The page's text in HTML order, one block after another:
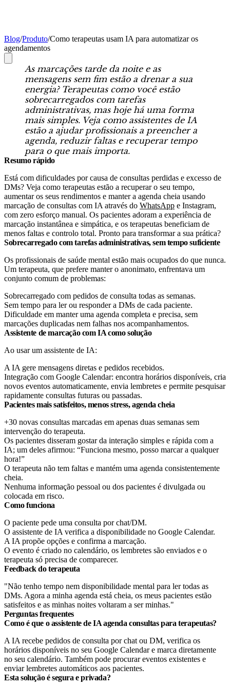
Blog/Produto/Como terapeutas usam IA para automatizar os
agendamentos
As marcações tarde da noite e as
mensagens sem fim estão a drenar a sua
energia? Terapeutas como você estão
sobrecarregados com tarefas
administrativas, mas hoje há uma forma
mais simples. Veja como assistentes de IA
estão a ajudar profissionais a preencher a
agenda, reduzir faltas e recuperar tempo
para o que mais importa.
Resumo rápido
Está com dificuldades por causa de consultas perdidas e excesso de
DMs? Veja como terapeutas estão a recuperar o seu tempo,
aumentar os seus rendimentos e manter a agenda cheia usando
marcação de consultas com IA através do WhatsApp e Instagram,
com zero esforço manual. Os pacientes adoram a experiência de
marcação instantânea e simpática, e os terapeutas beneficiam de
menos faltas e controlo total. Pronto para transformar a sua prática?
Sobrecarregado com tarefas administrativas, sem tempo suficiente
Os profissionais de saúde mental estão mais ocupados do que nunca.
Um terapeuta, que prefere manter o anonimato, enfrentava um
conjunto comum de problemas:
Sobrecarregado com pedidos de consulta todas as semanas.
Sem tempo para ler ou responder a DMs de cada paciente.
Dificuldade em manter uma agenda completa e precisa, sem
marcações duplicadas nem falhas nos acompanhamentos.
Assistente de marcação com IA como solução
Ao usar um assistente de IA:
A IA gere mensagens diretas e pedidos recebidos.
Integração com Google Calendar: encontra horários disponíveis, cria
novos eventos automaticamente, envia lembretes e permite pesquisar
rapidamente consultas futuras ou passadas.
Pacientes mais satisfeitos, menos stress, agenda cheia
+30 novas consultas marcadas em apenas duas semanas sem
intervenção do terapeuta.
Os pacientes disseram gostar da interação simples e rápida com a
IA; um deles afirmou: “Funciona mesmo, posso marcar a qualquer
hora!”
O terapeuta não tem faltas e mantém uma agenda consistentemente
cheia.
Nenhuma informação pessoal ou dos pacientes é divulgada ou
colocada em risco.
Como funciona
O paciente pede uma consulta por chat/DM.
O assistente de IA verifica a disponibilidade no Google Calendar.
A IA propõe opções e confirma a marcação.
O evento é criado no calendário, os lembretes são enviados e o
terapeuta só precisa de comparecer.
Feedback do terapeuta
"Não tenho tempo nem disponibilidade mental para ler todas as
DMs. Agora a minha agenda está cheia, os meus pacientes estão
satisfeitos e as minhas noites voltaram a ser minhas."
Perguntas frequentes
Como é que o assistente de IA agenda consultas para terapeutas?
A IA recebe pedidos de consulta por chat ou DM, verifica os
horários disponíveis no seu Google Calendar e marca diretamente
no seu calendário. Também pode procurar eventos existentes e
enviar lembretes automáticos aos pacientes.
Esta solução é segura e privada?